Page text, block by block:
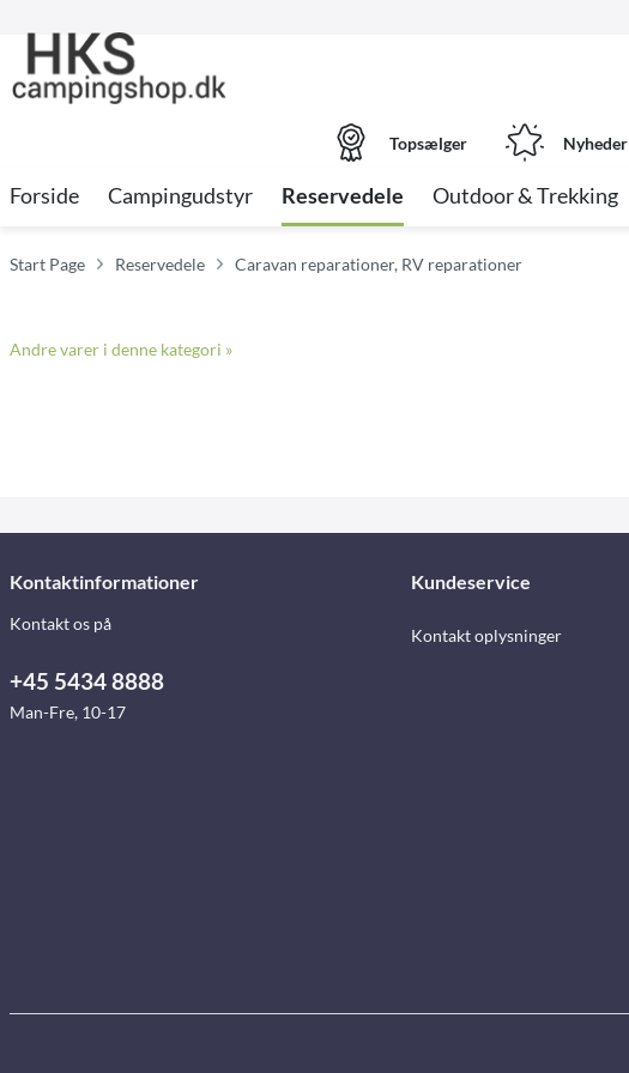
Topsælger Nyheder
Forside Campingudstyr Reservedele Outdoor & Trekking
Start Page Reservedele Caravan reparationer, RV reparationer
Andre varer i denne kategori »
Kontaktinformationer
Kontakt os på
+45 5434 8888
Man-Fre, 10-17
Kundeservice
Kontakt oplysninger